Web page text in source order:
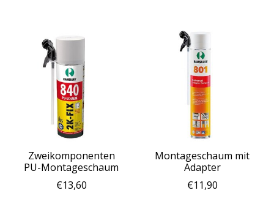
Zweikomponenten
PU-Montageschaum
€13,60
Montageschaum mit
Adapter
€11,90